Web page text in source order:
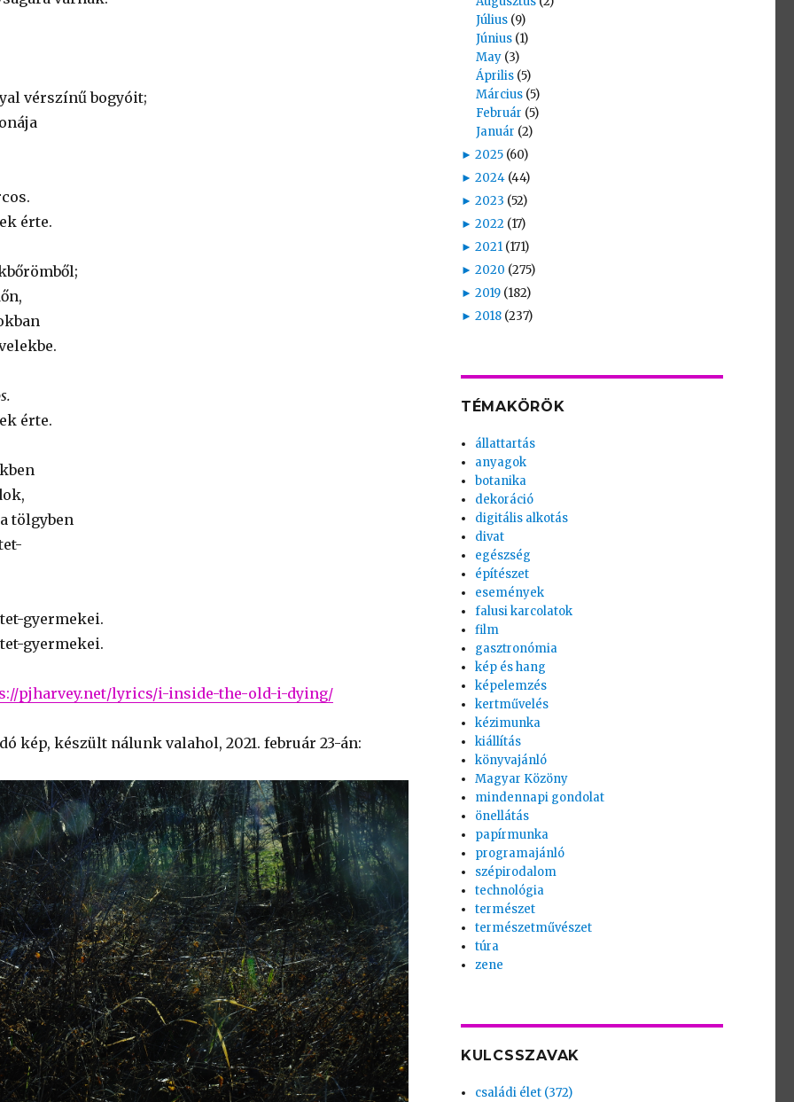
vérszínű bogyóit;
érte.
érte.
tölgyben
gyermekei.
gyermekei.
pjharvey.net/lyrics/i-inside-the-old-i-dying/
kép, készült nálunk valahol, 2021. február 23-án:
Július (9)
Június (1)
May (3)
Április (5)
Március (5)
Február (5)
Január (2)
► 2025 (60)
► 2024 (44)
► 2023 (52)
► 2022 (17)
► 2021 (171)
► 2020 (275)
► 2019 (182)
► 2018 (237)
TÉMAKÖRÖK
állattartás
anyagok
botanika
dekoráció
digitális alkotás
divat
egészség
építészet
események
falusi karcolatok
film
gasztronómia
kép és hang
képelemzés
kertművelés
kézimunka
kiállítás
könyvajánló
Magyar Közöny
mindennapi gondolat
önellátás
papírmunka
programajánló
szépirodalom
technológia
természet
természetművészet
túra
zene
KULCSSZAVAK
családi élet (372)